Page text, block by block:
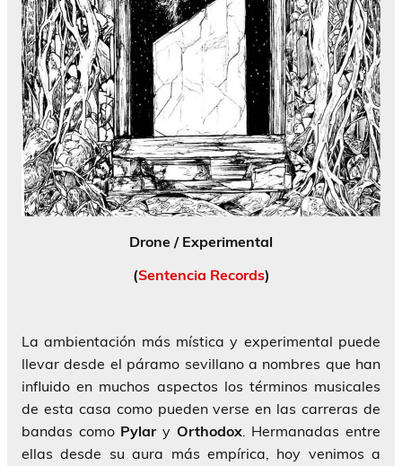
Drone / Experimental
(Sentencia Records)
La ambientación más mística y experimental puede
llevar desde el páramo sevillano a nombres que han
influido en muchos aspectos los términos musicales
de esta casa como pueden verse en las carreras de
bandas como Pylary Orthodox. Hermanadas entre
ellas desde su aura más empírica, hoy venimos a